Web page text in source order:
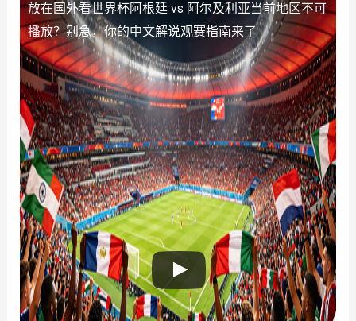
放在国外看世界杯阿根廷 vs 阿尔及利亚当前地区不可
播放？别急，你的中文解说观赛指南来了